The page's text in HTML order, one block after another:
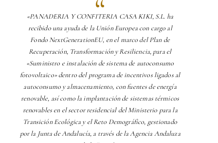
«PANADERIA Y CONFITERIA CASA KIKI, S.L. ha
recibido una ayuda de la Unión Europea con cargo al
Fondo NextGenerationEU, en el marco del Plan de
Recuperación, Transformación y Resiliencia, para el
«Suministro e instalación de sistema de autoconsumo
fotovoltaico» dentro del programa de incentivos ligados al
autoconsumo y almacenamiento, con fuentes de energía
renovable, así como la implantación de sistemas térmicos
renovables en el sector residencial del Ministerio para la
Transición Ecológica y el Reto Demográfico, gestionado
por la Junta de Andalucía, a través de la Agencia Andaluza